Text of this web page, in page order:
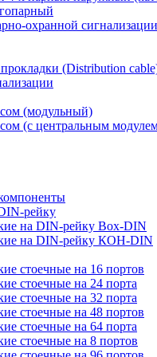
охранной сигнализации
(Distribution
(модульный)
(с центральным
рейку
на DIN-рейку Box-DIN
на DIN-рейку КОН-DIN
стоечные на 16 портов
стоечные на 24 порта
стоечные на 32 порта
стоечные на 48 портов
стоечные на 64 порта
стоечные на 8 портов